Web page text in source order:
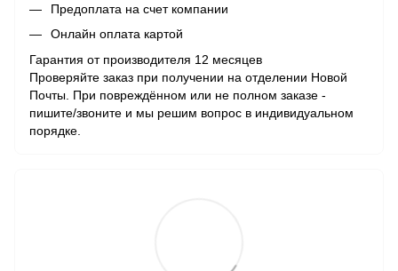
Предоплата на счет компании
Онлайн оплата картой
Гарантия от производителя 12 месяцев
Проверяйте заказ при получении на отделении Новой
Почты. При повреждённом или не полном заказе -
пишите/звоните и мы решим вопрос в индивидуальном
порядке.